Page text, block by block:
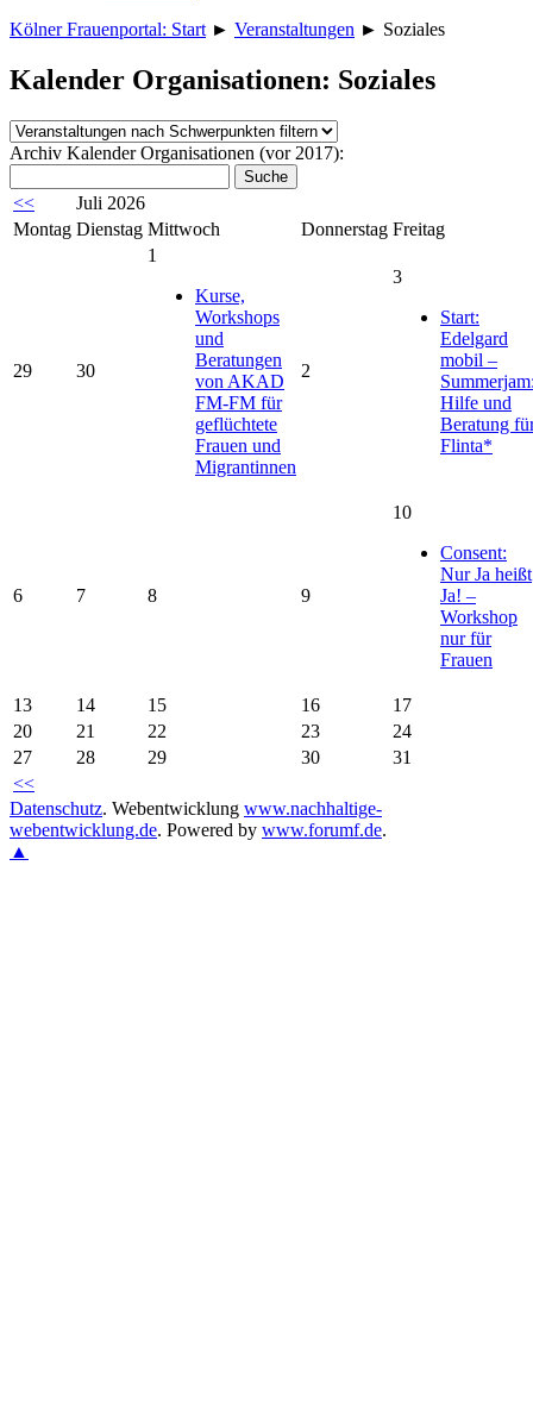
Kölner Frauenportal: Start ► Veranstaltungen ► Soziales
Kalender Organisationen: Soziales
Archiv Kalender Organisationen (vor 2017):
<<
Juli 2026
Montag Dienstag Mittwoch Donnerstag Freitag
29 30
1
Kurse,
Workshops
und
Beratungen
von AKAD
FM-FM für
geflüchtete
Frauen und
Migrantinnen
2
3
Start:
Edelgard
mobil –
Hilfe und
Beratung
Flinta*
6 7 8 9
10
Consent:
Nur Ja heißt
Ja! –
Workshop
nur für
Frauen
13 14 15 16
17
20
21 22 23
24
27
28 29 30
31
<<
Datenschutz. Webentwicklung www.nachhaltige-
webentwicklung.de. Powered by www.forumf.de.
▲